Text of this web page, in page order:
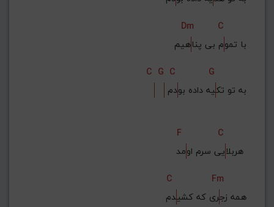
Dm
C
با تموم بی پناهیم
C G C
G
به تو تکیه داده بودم
F
C
هربلایی سرم او
C
Fm
همه زجری که کشیدم